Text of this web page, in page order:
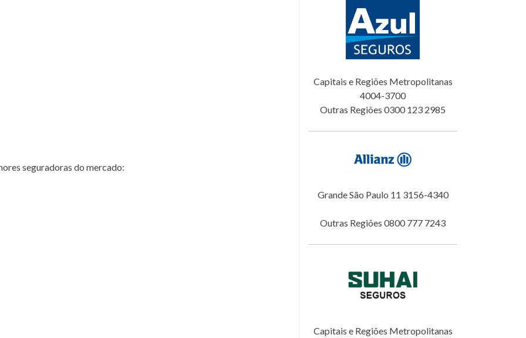
seguradoras do mercado:
Capitais e Regiões Metropolitanas
4004-3700
Outras Regiões 0300 123 2985
Grande São Paulo 11 3156-4340
Outras Regiões 0800 777 7243
Capitais e Regiões Metropolitanas